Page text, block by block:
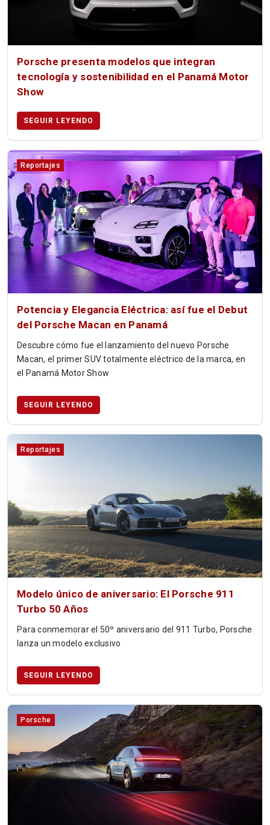
Porsche presenta modelos que integran
tecnología y sostenibilidad en el Panamá Motor
Show
SEGUIR LEYENDO
Reportajes
Potencia y Elegancia Eléctrica: así fue el Debut
del Porsche Macan en Panamá
Descubre cómo fue el lanzamiento del nuevo Porsche
Macan, el primer SUV totalmente eléctrico de la marca, en
el Panamá Motor Show
SEGUIR LEYENDO
Reportajes
Modelo único de aniversario: El Porsche 911
Turbo 50 Años
Para conmemorar el 50º aniversario del 911 Turbo, Porsche
lanza un modelo exclusivo
SEGUIR LEYENDO
Porsche